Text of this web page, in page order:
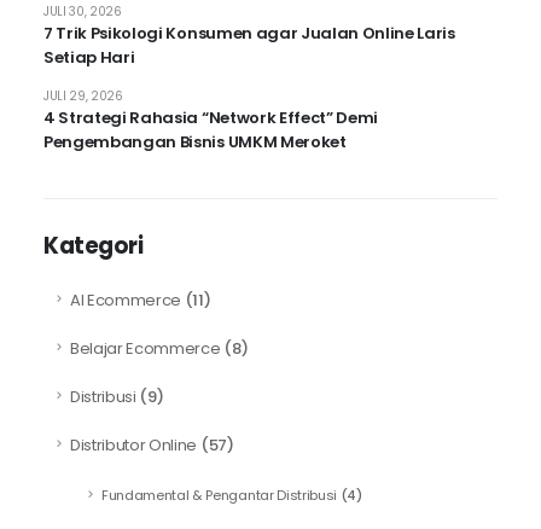
7 Trik Psikologi Konsumen agar Jualan Online Laris
Setiap Hari
JULI 30, 2026
4 Strategi Rahasia “Network Effect” Demi
Pengembangan Bisnis UMKM Meroket
JULI 29, 2026
Kategori
AI Ecommerce (11)
Belajar Ecommerce (8)
Distribusi (9)
Distributor Online (57)
Fundamental & Pengantar Distribusi (4)